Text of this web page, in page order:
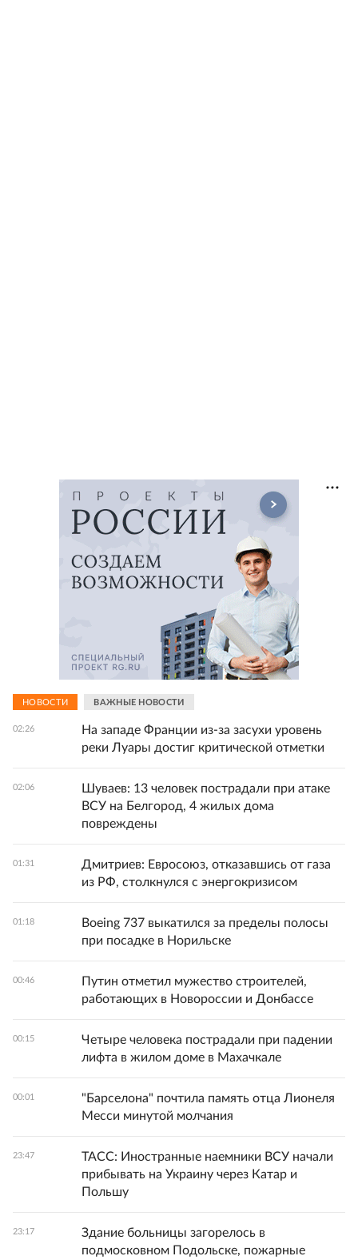
НОВОСТИ ВАЖНЫЕ НОВОСТИ
02:26
На западе Франции из-за засухи уровень
реки Луары достиг критической отметки
02:06
Шуваев: 13 человек пострадали при атаке
ВСУ на Белгород, 4 жилых дома
повреждены
01:31
Дмитриев: Евросоюз, отказавшись от газа
из РФ, столкнулся с энергокризисом
01:18
Boeing 737 выкатился за пределы полосы
при посадке в Норильске
00:46
Путин отметил мужество строителей,
работающих в Новороссии и Донбассе
00:15
Четыре человека пострадали при падении
лифта в жилом доме в Махачкале
00:01
"Барселона" почтила память отца Лионеля
Месси минутой молчания
23:47
ТАСС: Иностранные наемники ВСУ начали
прибывать на Украину через Катар и
Польшу
23:17
Здание больницы загорелось в
подмосковном Подольске, пожарные